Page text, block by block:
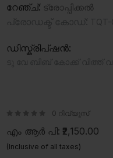
റേഞ്ച്: ട്രോപ്പിക്കൽ
ഡിസ്ക്രിപ്ഷൻ:
0 റിവ്യൂസ്
എം ആർ പി: ₹2,150.00
(Inclusive of all taxes)